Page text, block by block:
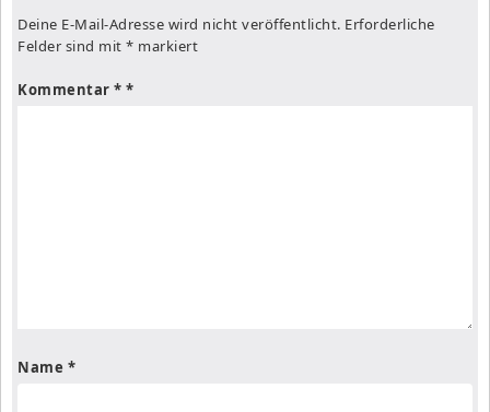
Deine E-Mail-Adresse wird nicht veröffentlicht. Erforderliche
Felder sind mit * markiert
Kommentar *
Name *